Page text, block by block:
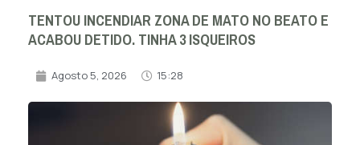
TENTOU INCENDIAR ZONA DE MATO NO BEATO E
ACABOU DETIDO. TINHA 3 ISQUEIROS
Agosto 5, 2026 15:28